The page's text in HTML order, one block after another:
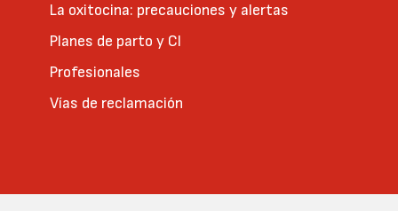
La oxitocina: precauciones y alertas
Planes de parto y CI
Profesionales
Vías de reclamación